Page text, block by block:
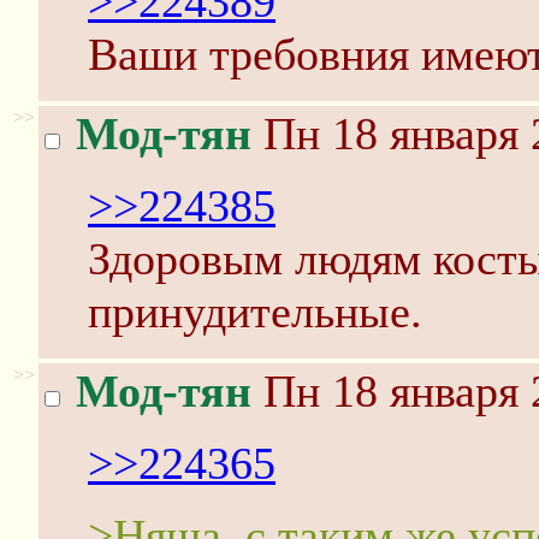
Ваши требовния
>> Мод-тян Пн 18 января
>>224385
Здоровым людям
принудительные.
>> Мод-тян Пн 18 января
>>224365